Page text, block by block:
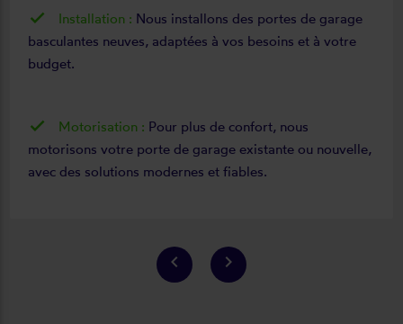
Installation : Nous installons des portes de garage
basculantes neuves, adaptées à vos besoins et à votre
budget.
Motorisation : Pour plus de confort, nous
motorisons votre porte de garage existante ou nouvelle,
avec des solutions modernes et fiables.
keyboard_arrow_left keyboard_arrow_right